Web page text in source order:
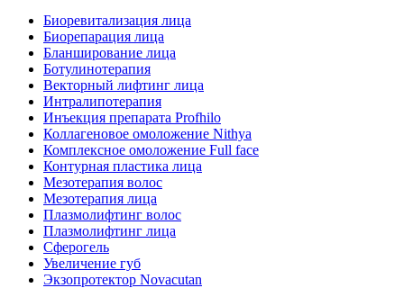
Биоревитализация лица
Биорепарация лица
Бланширование лица
Ботулинотерапия
Векторный лифтинг лица
Интралипотерапия
Инъекция препарата Profhilo
Коллагеновое омоложение Nithya
Комплексное омоложение Full face
Контурная пластика лица
Мезотерапия волос
Мезотерапия лица
Плазмолифтинг волос
Плазмолифтинг лица
Сферогель
Увеличение губ
Экзопротектор Novacutan